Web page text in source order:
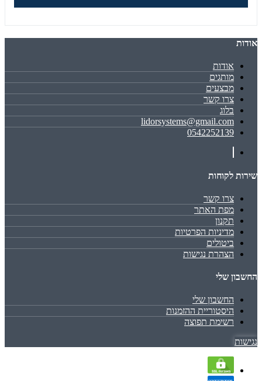
אודות
אודות
מותגים
מבצעים
צרו קשר
בלוג
lidorsystems@gmail.com
0542252139
שירות לקוחות
צרו קשר
מפת האתר
תקנון
מדיניות הפרטיות
ביטולים
הצהרת נגישות
החשבון שלי
החשבון שלי
היסטוריית ההזמנות
רשימת תפוצה
נגישות